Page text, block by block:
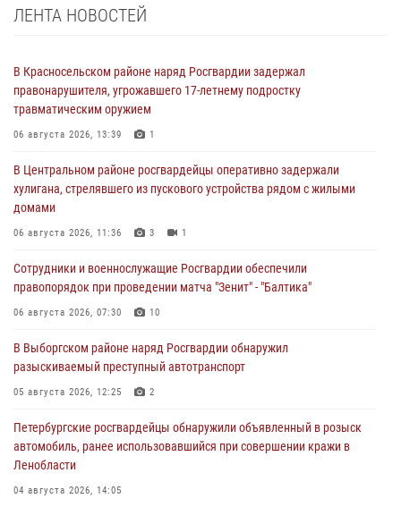
ЛЕНТА НОВОСТЕЙ
В Красносельском районе наряд Росгвардии задержал
правонарушителя, угрожавшего 17-летнему подростку
травматическим оружием
06 августа 2026, 13:39 1
В Центральном районе росгвардейцы оперативно задержали
хулигана, стрелявшего из пускового устройства рядом с жилыми
домами
06 августа 2026, 11:36 3 1
Сотрудники и военнослужащие Росгвардии обеспечили
правопорядок при проведении матча "Зенит" - "Балтика"
06 августа 2026, 07:30 10
В Выборгском районе наряд Росгвардии обнаружил
разыскиваемый преступный автотранспорт
05 августа 2026, 12:25 2
Петербургские росгвардейцы обнаружили объявленный в розыск
автомобиль, ранее использовавшийся при совершении кражи в
Ленобласти
04 августа 2026, 14:05